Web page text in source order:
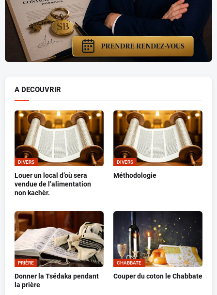
A DECOUVRIR
DIVERS
Louer un local d’où sera
vendue de l’alimentation
non kachèr.
DIVERS
Méthodologie
PRIÈRE
Donner la Tsédaka pendant
la prière
CHABBATE
Couper du coton le Chabbate